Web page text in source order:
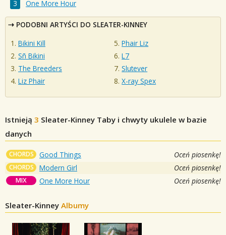
One More Hour
PODOBNI ARTYŚCI DO SLEATER-KINNEY
Bikini Kill
Sñ Bikini
The Breeders
Liz Phair
Phair Liz
L7
Slutever
X-ray Spex
Istnieją 3 Sleater-Kinney Taby i chwyty ukulele w bazie
danych
CHORDS Good Things Oceń piosenkę!
CHORDS Modern Girl Oceń piosenkę!
MIX One More Hour Oceń piosenkę!
Sleater-Kinney Albumy